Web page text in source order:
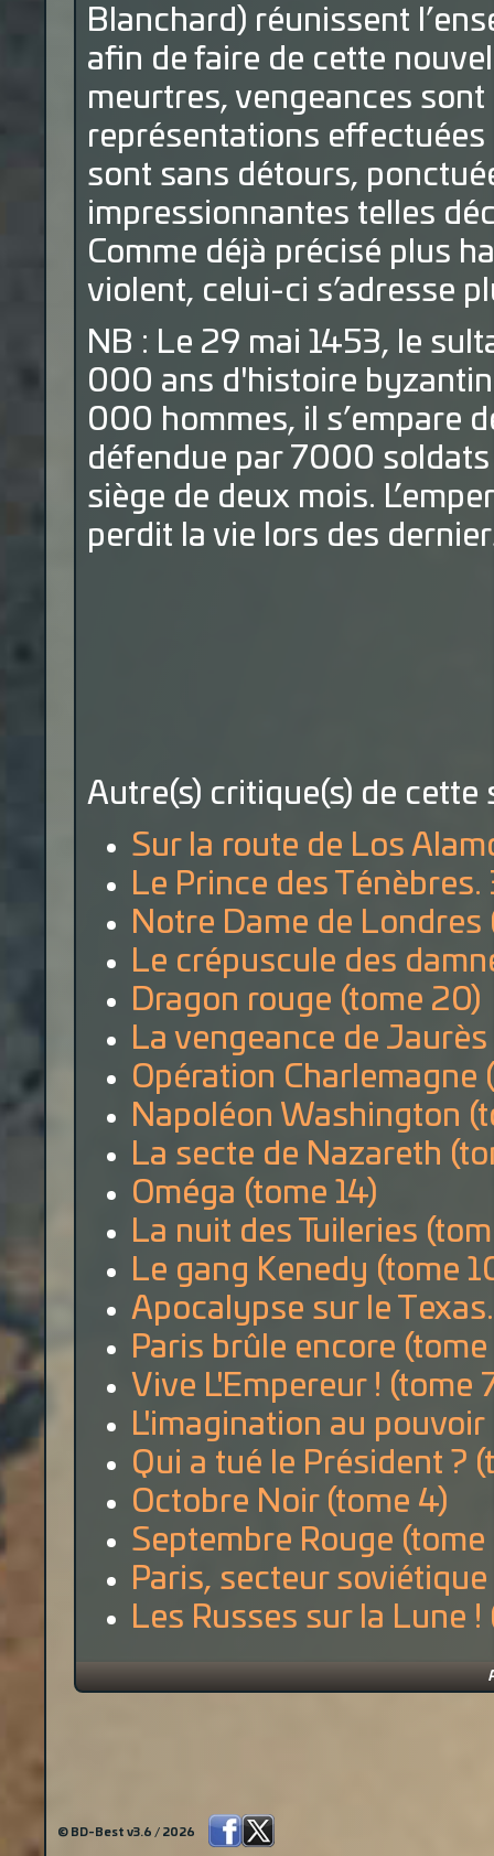
Blanchard) réunissent
afin de faire de cette
meurtres, vengeances
représentations effectuées
sont sans détours,
impressionnantes telles
Comme déjà précisé plus
violent, celui-ci s’adresse
NB : Le 29 mai 1453, le
000 ans d'histoire
000 hommes, il s’empare
défendue par 7000
siège de deux mois.
perdit la vie lors des
Autre(s) critique(s) de cette
Sur la route de Los
Le Prince des
Notre Dame de Londres
Le crépuscule des
Dragon rouge (tome 20)
La vengeance de Jaurès
Opération Charlemagne
Napoléon Washington
La secte de Nazareth
Oméga (tome 14)
La nuit des Tuileries
Le gang Kenedy (tome
Apocalypse sur le
Paris brûle encore (tome
Vive L'Empereur ! (tome
L'imagination au pouvoir
Qui a tué le Président ?
Octobre Noir (tome 4)
Septembre Rouge (tome
Paris, secteur
Les Russes sur la Lune !
© BD-Best v3.6 / 2026